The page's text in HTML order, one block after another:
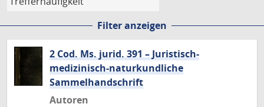
Filter anzeigen
2 Cod. Ms. jurid. 391 – Juristisch-
medizinisch-naturkundliche
Sammelhandschrift
Autoren